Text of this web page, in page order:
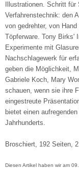
Illustrationen. Schritt
Verfahrenstechnik: den
von gedrehter, von
Töpferware. Tony Birks'
Experimente mit
Nachschlagewerk für
geben die Möglichkeit,
Gabriele Koch, Mary
schauen, wenn sie ihre
eingestreute
bietet einen
Jahrhunderts.
Broschiert, 192 Seiten,
Diesen Artikel haben wir am